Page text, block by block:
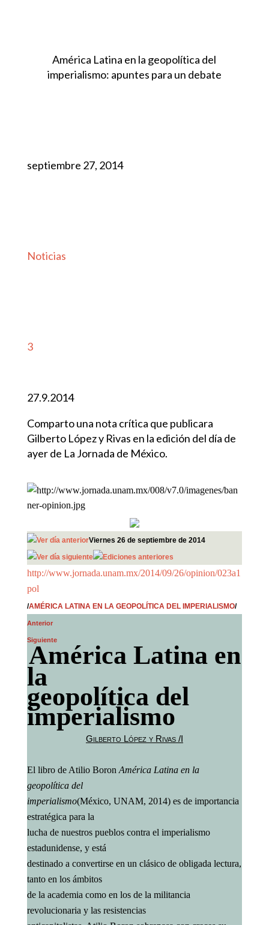
América Latina en la geopolítica del
imperialismo: apuntes para un debate
septiembre 27, 2014
Noticias
3
27.9.2014
Comparto una nota crítica que publicara
Gilberto López y Rivas en la edición del día de
ayer de La Jornada de México.
Viernes 26 de septiembre de 2014
http://www.jornada.unam.mx/2014/09/26/opinion/023a1
pol
/AMÉRICA LATINA EN LA GEOPOLÍTICA DEL IMPERIALISMO/
Anterior
Siguiente
América Latina en
la
geopolítica del
imperialismo
Gilberto López y Rivas /I
El libro de Atilio Boron América Latina en la
geopolítica del
imperialismo(México, UNAM, 2014) es de importancia
estratégica para la
lucha de nuestros pueblos contra el imperialismo
estadunidense, y está
destinado a convertirse en un clásico de obligada lectura,
tanto en los ámbitos
de la academia como en los de la militancia
revolucionaria y las resistencias